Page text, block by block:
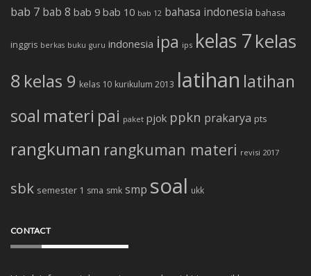
bab 7 bab 8 bab 9 bab 10 bab 12 bahasa indonesia bahasa
inggris berkas buku guru indonesia ipa ips kelas 7kelas
8 kelas 9 kelas 10 kurikulum 2013 latihan latihan
soal materi pai paket pjok ppkn prakarya pts
rangkuman rangkuman materi revisi 2017
sbk semester 1 sma smk smp soal ukk
CONTACT